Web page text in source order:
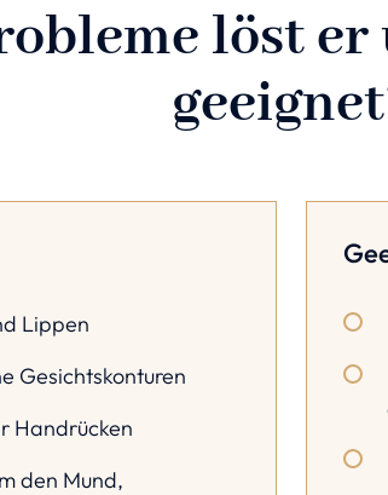
löst
Lippen
Gesichtskonturen
Handrücken
den Mund,